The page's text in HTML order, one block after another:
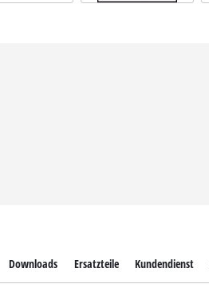
Downloads Ersatzteile Kundendienst